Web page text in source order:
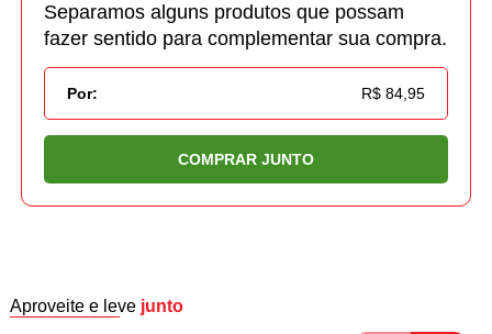
Separamos alguns produtos que possam
fazer sentido para complementar sua compra.
Por: R$ 84,95
COMPRAR JUNTO
Aproveite e leve junto